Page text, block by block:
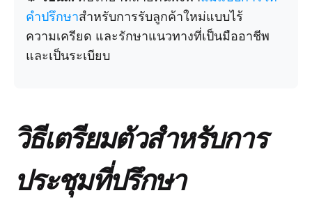
คำปรึกษาสำหรับการรับลูกค้าใหม่แบบไร้
ความเครียด และรักษาแนวทางที่เป็นมืออาชีพ
และเป็นระเบียบ
วิธีเตรียมตัวสำหรับการ
ประชุมที่ปรึกษา